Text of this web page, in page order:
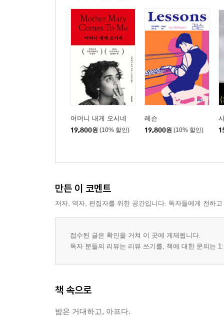
어머니 내게 오시네
19,800원 (10% 할인)
레슨
19,800원 (10% 할인)
만든 이 코멘트
저자, 역자, 편집자를 위한 공간입니다. 독자들에게 전하
접수된 글은 확인을 거쳐 이 곳에 게재됩니다.
독자 분들의 리뷰는 리뷰 쓰기를, 책에 대한 문의는
책 속으로
밤은 거대하고, 아프다.